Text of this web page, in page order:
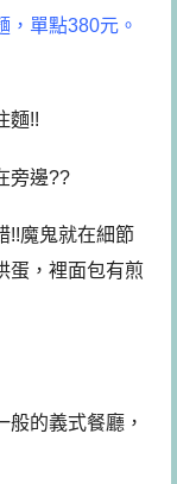
，單點380元。
麵!!
旁邊??
!!魔鬼就在細節
蛋，裡面包有煎
的義式餐廳，